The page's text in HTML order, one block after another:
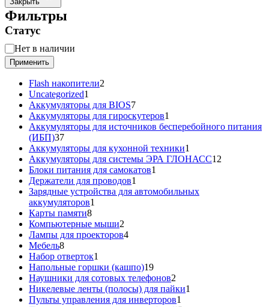
Фильтры
Статус
Статус
Нет в наличии
Применить
Flash накопители2
Uncategorized1
товар
Аккумуляторы для BIOS77
товаров
Аккумуляторы для гироскутеров1
товар
Аккумуляторы для источников бесперебойного питания
(ИБП)3737
товаров
Аккумуляторы для кухонной техники1
товар
Аккумуляторы для системы ЭРА ГЛОНАСС12
Блоки питания для самокатов1
Держатели для проводов1
товар
Зарядные устройства для автомобильных
аккумуляторов1
Карты памяти88
товаров
Компьютерные мыши2
товара
Лампы для проекторов44
Мебель88
товаров
Набор отверток1
товар
Напольные горшки (кашпо)1919
товаров
Наушники для сотовых телефонов2
товара
Никелевые ленты (полосы) для пайки1
Пульты управления для инверторов1